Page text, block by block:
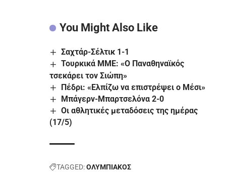
You Might Also Like
Σαχτάρ-Σέλτικ 1-1
Τουρκικά ΜΜΕ: «Ο Παναθηναϊκός
τσεκάρει τον Σιώπη»
Πέδρι: «Ελπίζω να επιστρέψει ο Μέσι»
Μπάγερν-Μπαρτσελόνα 2-0
Οι αθλητικές μεταδόσεις της ημέρας
(17/5)
TAGGED:ΟΛΥΜΠΙΑΚΟΣ